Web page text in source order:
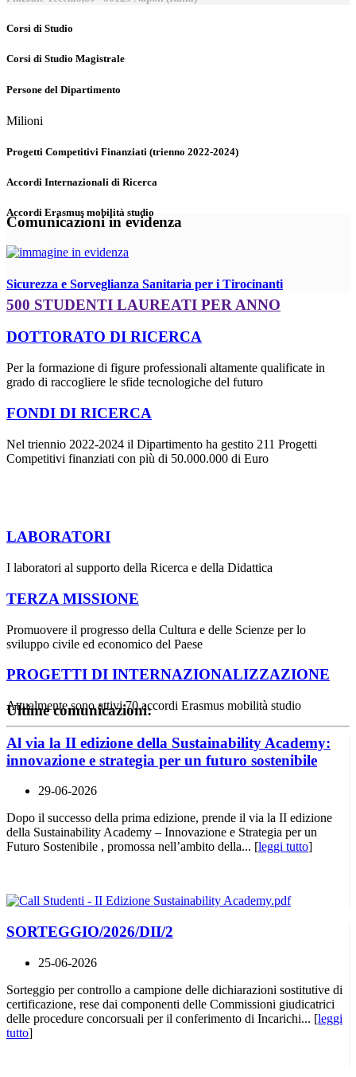
Corsi di Studio
Corsi di Studio Magistrale
Persone del Dipartimento
Milioni
Progetti Competitivi Finanziati (trienno 2022-2024)
Accordi Internazionali di Ricerca
Accordi Erasmus mobilità studio
Comunicazioni in evidenza
Sicurezza e Sorveglianza Sanitaria per i Tirocinanti
500 STUDENTI LAUREATI PER ANNO
DOTTORATO DI RICERCA
Per la formazione di figure professionali altamente qualificate in
grado di raccogliere le sfide tecnologiche del futuro
FONDI DI RICERCA
Nel triennio 2022-2024 il Dipartimento ha gestito 211 Progetti
Competitivi finanziati con più di 50.000.000 di Euro
LABORATORI
I laboratori al supporto della Ricerca e della Didattica
TERZA MISSIONE
Promuovere il progresso della Cultura e delle Scienze per lo
sviluppo civile ed economico del Paese
PROGETTI DI INTERNAZIONALIZZAZIONE
Attualmente sono attivi 70 accordi Erasmus mobilità studio
Ultime comunicazioni:
Al via la II edizione della Sustainability Academy:
innovazione e strategia per un futuro sostenibile
29-06-2026
Dopo il successo della prima edizione, prende il via la II edizione
della Sustainability Academy – Innovazione e Strategia per un
Futuro Sostenibile , promossa nell’ambito della... [leggi tutto]
SORTEGGIO/2026/DII/2
25-06-2026
Sorteggio per controllo a campione delle dichiarazioni sostitutive di
certificazione, rese dai componenti delle Commissioni giudicatrici
delle procedure concorsuali per il conferimento di Incarichi... [leggi
tutto]